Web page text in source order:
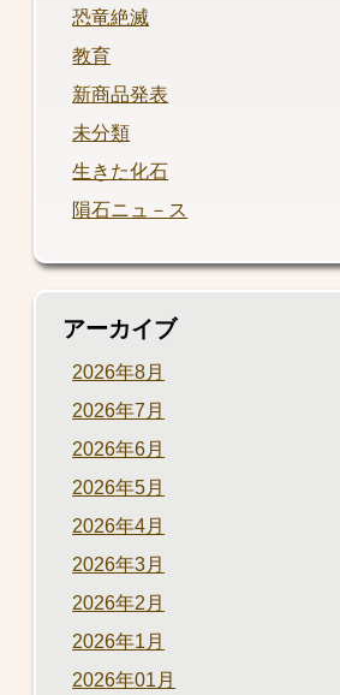
恐竜絶滅
教育
新商品発表
未分類
生きた化石
隕石ニュ－ス
アーカイブ
2026年8月
2026年7月
2026年6月
2026年5月
2026年4月
2026年3月
2026年2月
2026年1月
2026年01月